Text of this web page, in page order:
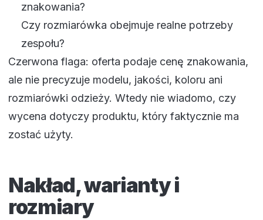
znakowania?
Czy rozmiarówka obejmuje realne potrzeby
zespołu?
Czerwona flaga: oferta podaje cenę znakowania,
ale nie precyzuje modelu, jakości, koloru ani
rozmiarówki odzieży. Wtedy nie wiadomo, czy
wycena dotyczy produktu, który faktycznie ma
zostać użyty.
Nakład, warianty i
rozmiary